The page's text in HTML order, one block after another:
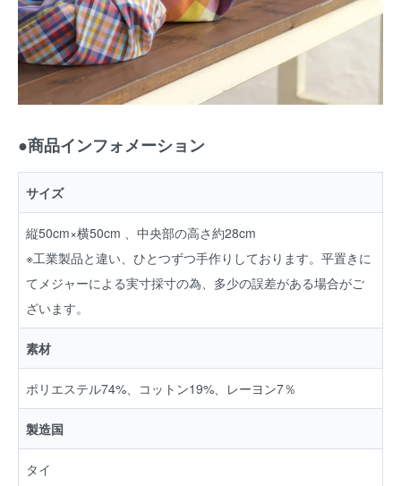
●商品インフォメーション
サイズ
縦50cm×横50cm 、中央部の高さ約28cm
※工業製品と違い、ひとつずつ手作りしております。平置きに
てメジャーによる実寸採寸の為、多少の誤差がある場合がご
ざいます。
素材
ポリエステル74%、コットン19%、レーヨン7％
製造国
タイ